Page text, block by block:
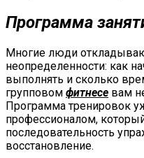
Программа
Многие люди
неопределенности: как
выполнять и сколько
групповом фитнесе вам
Программа тренировок
профессионалом,
последовательность
восстановление.